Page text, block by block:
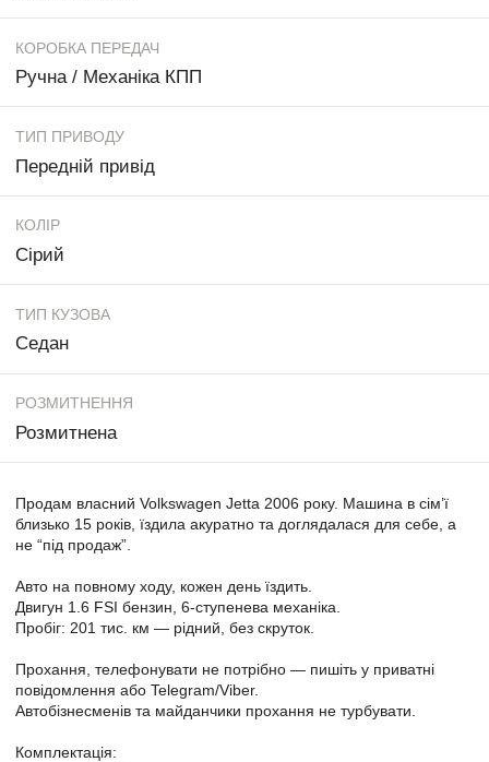
КОРОБКА ПЕРЕДАЧ
Ручна / Механіка КПП
ТИП ПРИВОДУ
Передній привід
КОЛІР
Сірий
ТИП КУЗОВА
Седан
РОЗМИТНЕННЯ
Розмитнена
Продам власний Volkswagen Jetta 2006 року. Машина в сім’ї
близько 15 років, їздила акуратно та доглядалася для себе, а
не “під продаж”.
Авто на повному ходу, кожен день їздить.
Двигун 1.6 FSI бензин, 6-ступенева механіка.
Пробіг: 201 тис. км — рідний, без скруток.
Прохання, телефонувати не потрібно — пишіть у приватні
повідомлення або Telegram/Viber.
Автобізнесменів та майданчики прохання не турбувати.
Комплектація: